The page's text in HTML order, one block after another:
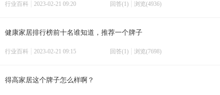
行业百科 2023-02-21 09:20 回答(1) 浏览(4936)
健康家居排行榜前十名谁知道，推荐一个牌子
行业百科 2023-02-21 09:15 回答(1) 浏览(7698)
得高家居这个牌子怎么样啊？